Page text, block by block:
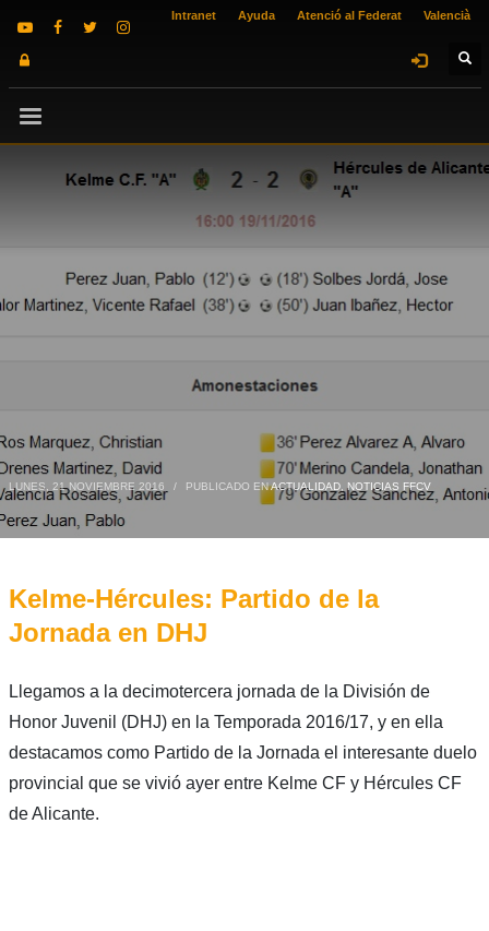
Intranet Ayuda Atenció al Federat Valencià
LUNES, 21 NOVIEMBRE 2016 / PUBLICADO ENACTUALIDAD, NOTICIAS FFCV
Kelme-Hércules: Partido de la
Jornada en DHJ
Llegamos a la decimotercera jornada de la División de
Honor Juvenil (DHJ) en la Temporada 2016/17, y en ella
destacamos como Partido de la Jornada el interesante duelo
provincial que se vivió ayer entre Kelme CF y Hércules CF
de Alicante.